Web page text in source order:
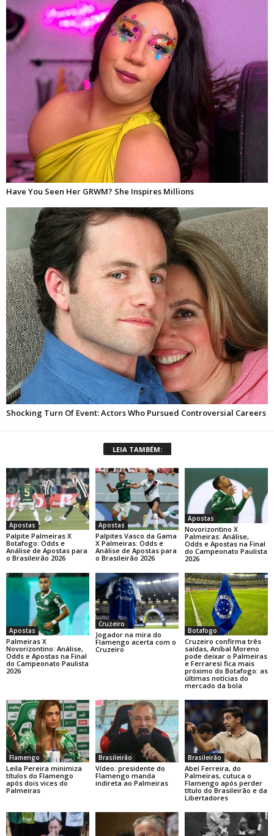
LEIA TAMBÉM:
Apostas
Palpite Palmeiras X
Botafogo: Odds e
Análise de Apostas para
o Brasileirão 2026
Apostas
Palpites Vasco da Gama
X Palmeiras: Odds e
Análise de Apostas para
o Brasileirão 2026
Apostas
Novorizontino X
Palmeiras: Análise,
Odds e Apostas na Final
do Campeonato Paulista
2026
Apostas
Palmeiras X
Novorizontino: Análise,
Odds e Apostas na Final
do Campeonato Paulista
2026
Cruzeiro
Jogador na mira do
Flamengo acerta com o
Cruzeiro
Botafogo
Cruzeiro confirma três
saídas, Aníbal Moreno
pode deixar o Palmeiras
e Ferraresi fica mais
próximo do Botafogo: as
últimas notícias do
mercado da bola
Flamengo
Leila Pereira minimiza
títulos do Flamengo
após dois vices do
Palmeiras
Brasileirão
Vídeo: presidente do
Flamengo manda
indireta ao Palmeiras
Brasileirão
Abel Ferreira, do
Palmeiras, cutuca o
Flamengo após perder
título do Brasileirão e da
Libertadores